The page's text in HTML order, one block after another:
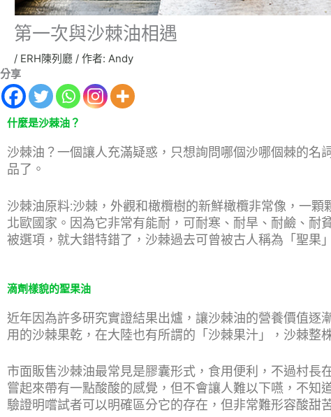
第一次與沙棘油相遇
/ ERH陳列廳 / 作者: Andy
分享
什麼是沙棘油？
沙棘油？一個讓人充滿疑惑，只想詢問哪個沙哪個棘的
品了。
沙棘油原料:沙棘，外觀和橄欖樹的新鮮橄欖非常像，一
北歐國家。因為它非常有能耐，可耐寒、耐旱、耐鹼、
被選項，就大錯特錯了，沙棘過去可曾被古人稱為「聖果
滴劑樣貌的聖果油
近年因為許多研究實證結果出爐，讓沙棘油的營養價值
用的沙棘果乾，在大陸也有所謂的「沙棘果汁」，沙棘整
市面販售沙棘油最常見是膠囊形式，食用便利，不過村
嘗起來帶有一點酸酸的感覺，但不會讓人難以下嚥，不
驗證明嚐試者可以明確區分它的存在，但非常難形容酸甜